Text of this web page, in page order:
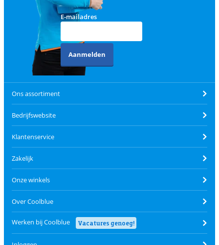
E-mailadres
Aanmelden
Ons assortiment
Bedrijfswebsite
Klantenservice
Zakelijk
Onze winkels
Over Coolblue
Werken bij Coolblue Vacatures genoeg!